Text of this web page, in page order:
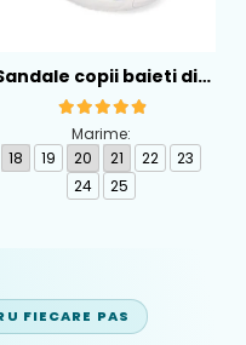
copii baieti din
piele Biomecanics,
Albastru - 262124-A556
Marime:
18
19 20 21 22
23
24
25
FIECARE PAS